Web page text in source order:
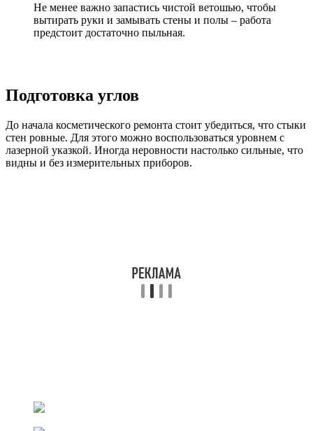
Не менее важно запастись чистой ветошью, чтобы
вытирать руки и замывать стены и полы – работа
предстоит достаточно пыльная.
Подготовка углов
До начала косметического ремонта стоит убедиться, что стыки
стен ровные. Для этого можно воспользоваться уровнем с
лазерной указкой. Иногда неровности настолько сильные, что
видны и без измерительных приборов.